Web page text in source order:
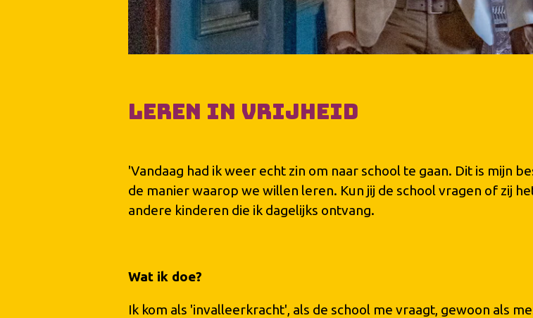
Leren in Vrijheid
'Vandaag had ik weer echt zin om naar school te gaan. Dit is mijn
de manier waarop we willen leren. Kun jij de school vragen of zij
andere kinderen die ik dagelijks ontvang.
Wat ik doe?
Ik kom als 'invalleerkracht', als de school me vraagt, gewoon als